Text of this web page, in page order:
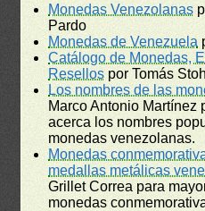
Monedas Venezolanas
Pardo
Monedas de Venezuela
Catálogo de Monedas,
Resellos por Tomás
Los nombres de las
Marco Antonio Martínez
acerca los nombres
monedas venezolanas.
Monedas
medallas metálicas
Grillet Correa para
monedas